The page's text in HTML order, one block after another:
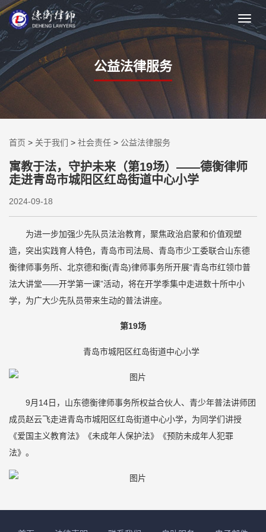
公益法律服务
首页 > 关于我们 > 社会责任 > 公益法律服务
寓教于法，守护未来（第19场）——德衡律师
走进青岛市城阳区红岛街道中心小学
2024-09-18
为进一步加强少先队员法治教育，聚焦政治启蒙和价值观塑
造，突出实践育人特色，青岛市司法局、青岛市少工委联合山东德
衡律师事务所、北京德和衡(青岛)律师事务所开展“青岛市红领巾普
法大讲堂——开学第一课”活动，将在开学季集中走进数十所中小
学，为广大少先队员带来生动的普法讲座。
第19场
青岛市城阳区红岛街道中心小学
9月14日，山东德衡律师事务所权益合伙人、青少年普法讲师团
成员赵云飞走进青岛市城阳区红岛街道中心小学，为同学们讲授
《爱国主义教育法》《未成年人保护法》《预防未成年人犯罪
法》。